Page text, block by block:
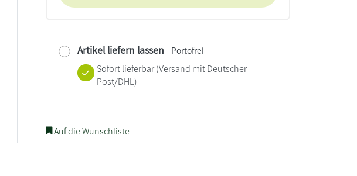
Artikel liefern lassen - Portofrei
Sofort lieferbar(Versand mit Deutscher
Post/DHL)
Auf die Wunschliste